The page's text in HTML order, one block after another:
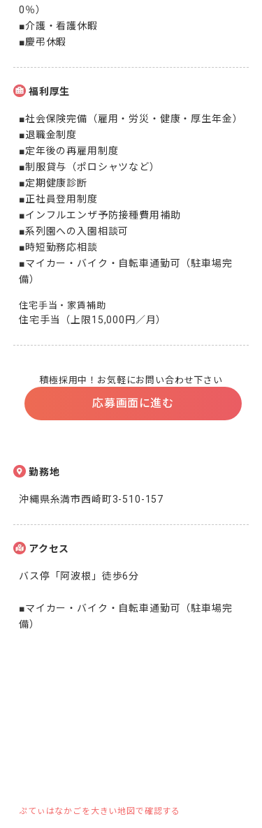
0％）
■介護・看護休暇
■慶弔休暇
福利厚生
■社会保険完備（雇用・労災・健康・厚生年金）
■退職金制度
■定年後の再雇用制度
■制服貸与（ポロシャツなど）
■定期健康診断
■正社員登用制度
■インフルエンザ予防接種費用補助
■系列園への入園相談可
■時短勤務応相談
■マイカー・バイク・自転車通勤可（駐車場完
備）
住宅手当・家賃補助
住宅手当（上限15,000円／月）
積極採用中！お気軽にお問い合わせ下さい
応募画面に進む
勤務地
沖縄県糸満市西崎町3-510-157
アクセス
バス停「阿波根」徒歩6分
■マイカー・バイク・自転車通勤可（駐車場完
備）
ぷてぃはなかごを大きい地図で確認する